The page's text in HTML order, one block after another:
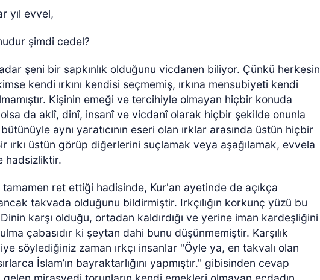
yıl evvel,
şimdi cedel?
şeni bir sapkınlık olduğunu vicdanen biliyor. Çünkü herkesin
kendi ırkını kendisi seçmemiş, ırkına mensubiyeti kendi
Kişinin emeği ve tercihiyle olmayan hiçbir konuda
da aklî, dinî, insanî ve vicdanî olarak hiçbir şekilde onunla
aynı yaratıcının eseri olan ırklar arasında üstün hiçbir
ırkı üstün görüp diğerlerini suçlamak veya aşağılamak, evvela
hadsizliktir.
tamamen ret ettiği hadisinde, Kur'an ayetinde de açıkça
takvada olduğunu bildirmiştir. Irkçılığın korkunç yüzü bu
karşı olduğu, ortadan kaldırdığı ve yerine iman kardeşliğini
çabasıdır ki şeytan dahi bunu düşünmemiştir. Karşılık
söylediğiniz zaman ırkçı insanlar "Öyle ya, en takvalı olan
İslam’ın bayraktarlığını yapmıştır." gibisinden cevap